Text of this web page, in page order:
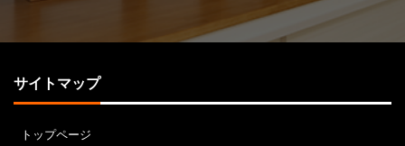
サイトマップ
トップページ